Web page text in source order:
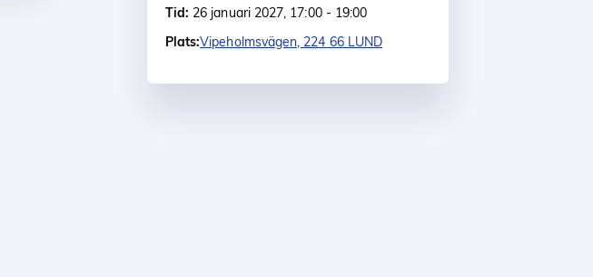
Tid: 26 januari 2027, 17:00 - 19:00
Plats:Vipeholmsvägen, 224 66 LUND